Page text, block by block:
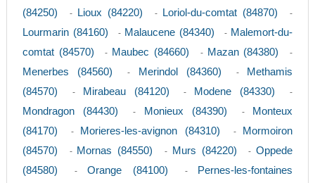
(84250)
- Lioux (84220) - Loriol-du-comtat (84870) -
Lourmarin (84160) - Malaucene (84340) - Malemort-du-
comtat (84570)
- Maubec (84660) - Mazan (84380) -
Menerbes (84560) - Merindol (84360) -
Methamis
(84570)
- Mirabeau (84120) - Modene (84330) -
Mondragon (84430) - Monieux (84390) -
Monteux
(84170)
- Morieres-les-avignon (84310) -
Mormoiron
(84570)
- Mornas (84550) - Murs (84220) -Oppede
(84580)
-Orange (84100) -
Pernes-les-fontaines